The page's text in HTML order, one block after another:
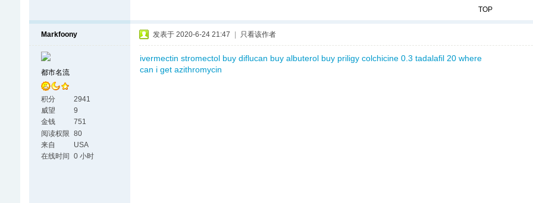
TOP
Markfoony
都市名流
积分
2941
威望
9
金钱
751
阅读权限 80
来自
USA
在线时间
0 小时
发表于 2020-6-24 21:47 只看该作者
ivermectin stromectol buy diflucan buy albuterol buy priligy colchicine 0.3 tadalafil 20 where
can i get azithromycin